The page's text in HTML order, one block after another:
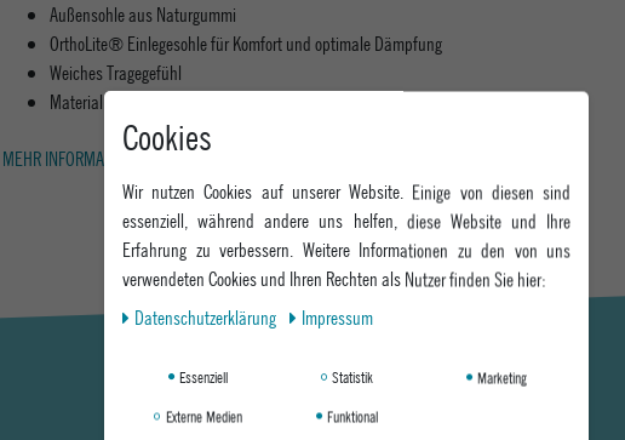
Außensohle aus Naturgummi
OrthoLite® Einlegesohle für Komfort und optimale Dämpfung
Weiches Tragegefühl
Material: 100% Schweinsnubukleder
MEHR INFORMATIONEN ZUM EU VERANTWORTLICHEN »
Cookies
Wir nutzen Cookies auf unserer Website. Einige von diesen sind
essenziell, während andere uns helfen, diese Website und Ihre
Erfahrung zu verbessern. Weitere Informationen zu den von uns
verwendeten Cookies und Ihren Rechten als Nutzer finden Sie hier:
Daten­schutz­erklärung
Impressum
Essenziell Statistik
Marketing
Externe Medien
Funktional